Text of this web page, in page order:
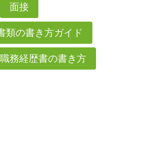
面接
類の書き方ガイド
職務経歴書の書き方